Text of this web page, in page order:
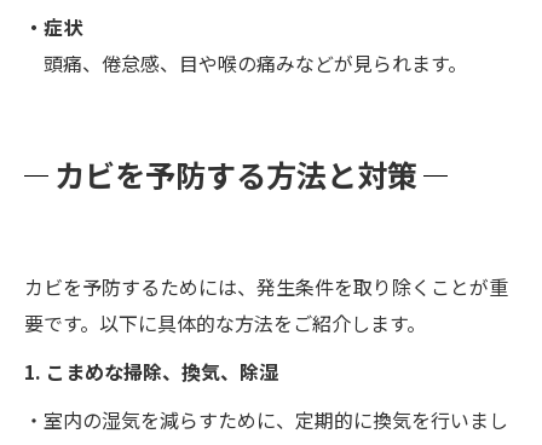
・症状
頭痛、倦怠感、目や喉の痛みなどが見られます。
カビを予防する方法と対策
カビを予防するためには、発生条件を取り除くことが重
要です。以下に具体的な方法をご紹介します。
1. こまめな掃除、換気、除湿
・室内の湿気を減らすために、定期的に換気を行いまし